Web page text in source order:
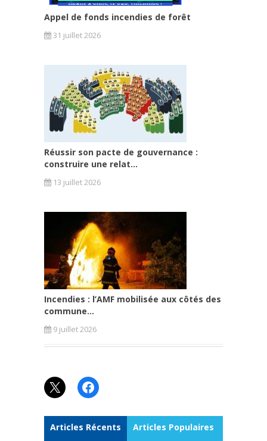
Appel de fonds incendies de forêt
31 juillet 2026
Réussir son pacte de gouvernance :
construire une relat...
13 juillet 2026
Incendies : l’AMF mobilisée aux côtés des
commune...
9 juillet 2026
X Facebook
Articles Récents Articles Populaires